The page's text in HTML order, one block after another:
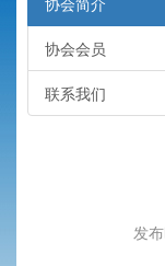
协会会员
联系我们
发